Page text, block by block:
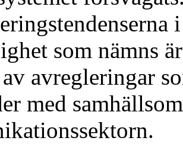
som nämns
avregleringar
med